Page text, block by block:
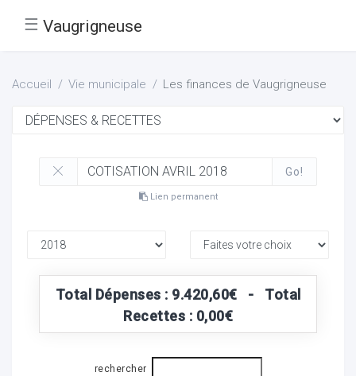
☰ Vaugrigneuse
Accueil Vie municipale Les finances de Vaugrigneuse
Go!
Lien permanent
Total Dépenses : 9.420,60€ - Total
Recettes : 0,00€
rechercher